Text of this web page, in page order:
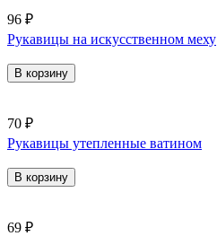
96 ₽
Рукавицы на искусственном меху
В корзину
70 ₽
Рукавицы утепленные ватином
В корзину
69 ₽